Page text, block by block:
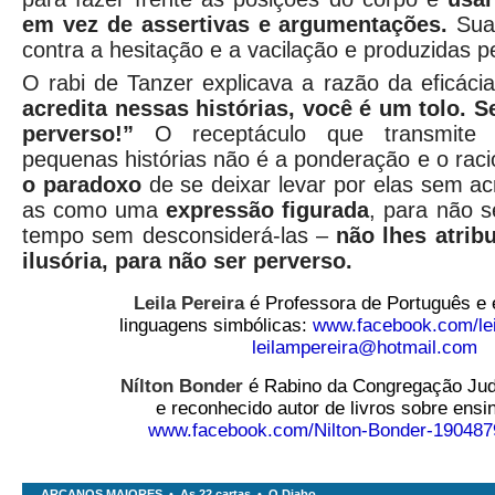
em vez de assertivas e argumentações.
contra a hesitação e a vacilação e produzidas
O rabi de Tanzer explicava a razão da
acredita nessas histórias, você é um tolo.
perverso!” O receptáculo que transmite
pequenas histórias não é a ponderação e o
o paradoxode se deixar levar por elas sem
as como umaexpressão figurada, para não
tempo sem desconsiderá-las – não lhes
ilusória, para não ser perverso.
Leila Pereira é Professora de Português e
linguagens simbólicas: www.facebook.com/
leilampereira@hotmail.com
Nílton Bonderé Rabino da Congregação
e reconhecido autor de livros sobre
www.facebook.com/Nilton-Bonder-